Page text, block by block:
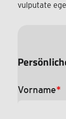
vulputate
Vorname*